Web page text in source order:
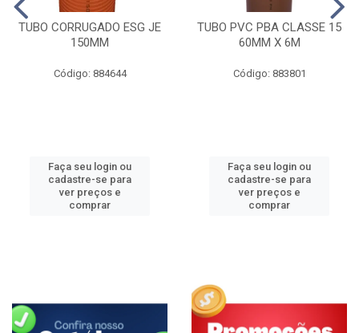
TUBO CORRUGADO ESG JE
150MM
Código: 884644
Faça seu login ou
cadastre-se para
ver preços e
comprar
TUBO PVC PBA CLASSE 15
60MM X 6M
Código: 883801
Faça seu login ou
cadastre-se para
ver preços e
comprar